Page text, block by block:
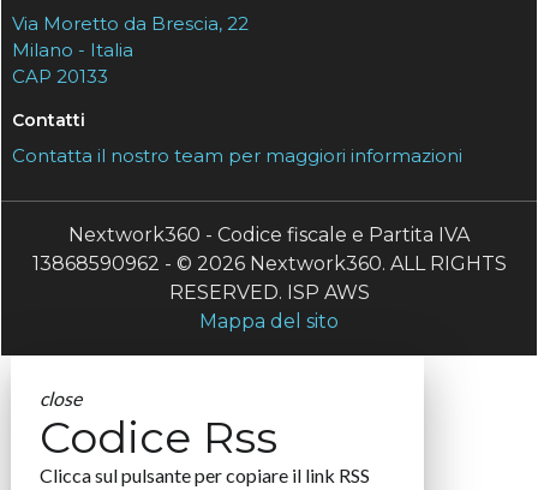
Via Moretto da Brescia, 22
Milano - Italia
CAP 20133
Contatti
Contatta il nostro team per maggiori informazioni
Nextwork360 - Codice fiscale e Partita IVA
13868590962 - © 2026 Nextwork360. ALL RIGHTS
RESERVED. ISP AWS
Mappa del sito
close
Codice Rss
Clicca sul pulsante per copiare il link RSS